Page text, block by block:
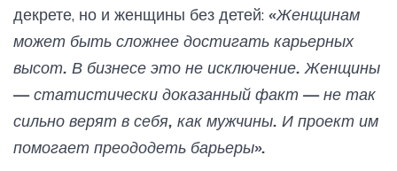
декрете, но и женщины без детей: «Женщинам
может быть сложнее достигать карьерных
высот. В бизнесе это не исключение. Женщины
— статистически доказанный факт — не так
сильно верят в себя, как мужчины. И проект им
помогает преододеть барьеры».